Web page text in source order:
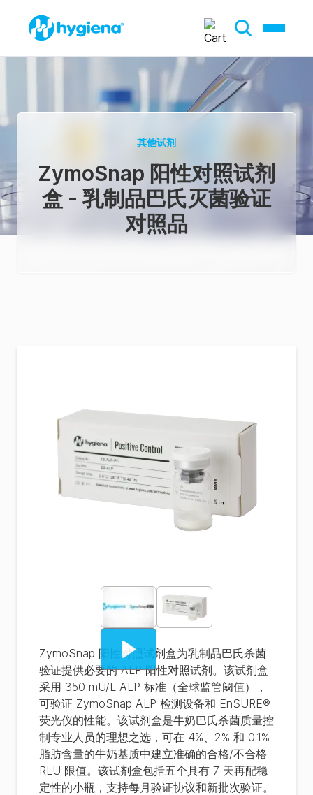
其他试剂
ZymoSnap 阳性对照试剂
盒 - 乳制品巴氏灭菌验证
对照品
ZymoSnap 阳性对照试剂盒为乳制品巴氏杀菌
验证提供必要的 ALP 阳性对照试剂。该试剂盒
采用 350 mU/L ALP 标准（全球监管阈值），
可验证 ZymoSnap ALP 检测设备和 EnSURE®
荧光仪的性能。该试剂盒是牛奶巴氏杀菌质量控
制专业人员的理想之选，可在 4%、2% 和 0.1%
脂肪含量的牛奶基质中建立准确的合格/不合格
RLU 限值。该试剂盒包括五个具有 7 天再配稳
定性的小瓶，支持每月验证协议和新批次验证。